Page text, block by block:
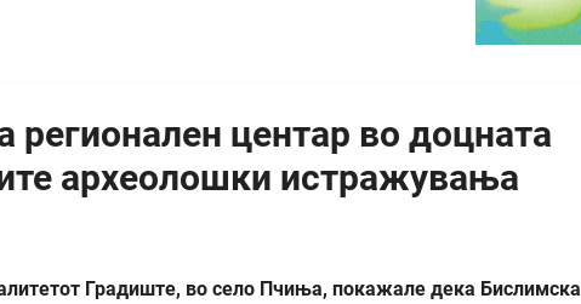
регионален центар во доцната
археолошки истражувања
Градиште, во село Пчиња, покажале дека Бислимска